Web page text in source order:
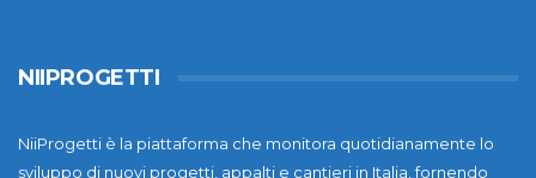
NIIPROGETTI
NiiProgetti è la piattaforma che monitora quotidianamente lo
sviluppo di nuovi progetti, appalti e cantieri in Italia, fornendo